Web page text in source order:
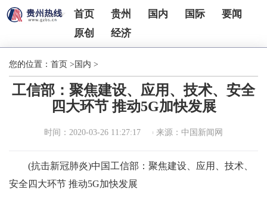
首页 贵州 国内 国际
要闻
原创
经济
您的位置： 首页 > 国内 >
工信部：聚焦建设、应用、技术、安全
四大环节 推动5G加快发展
时间：2020-03-26 11:27:17 来源：中国新闻网
(抗击新冠肺炎)中国工信部：聚焦建设、应用、技术、
安全四大环节 推动5G加快发展